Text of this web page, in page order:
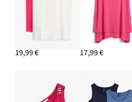
AJOUTER AU PANIER
Sneakers rétro
26,99 €
19,99 € 17,99 €